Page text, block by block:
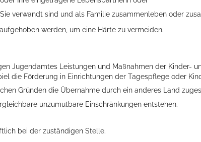
Standort für Events aller Art!
verwandt sind und als Familie zusammenleben oder
werden, um eine Härte zu vermeiden.
Jugendamtes Leistungen und Maßnahmen der Kinder-
die Förderung in Einrichtungen der Tagespflege oder
Gründen die Übernahme durch ein anderes Land
unzumutbare Einschränkungen entstehen.
bei der zuständigen Stelle.